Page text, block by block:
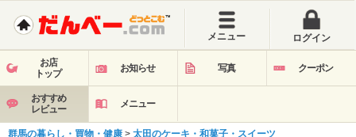
メニュー ログイン
お店
トップ
お知らせ 写真 クーポン
おすすめ
レビュー
メニュー
群馬の暮らし・買物・健康 > 太田のケーキ・和菓子・スイーツ